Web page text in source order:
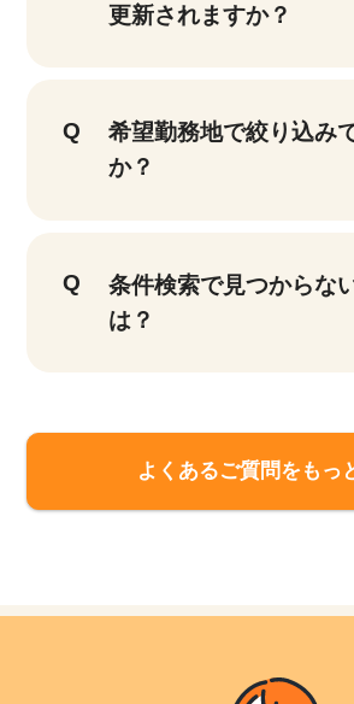
更新されますか？
希望勤務地で絞り込み
か？
条件検索で見つからな
は？
よくあるご質問をもっ